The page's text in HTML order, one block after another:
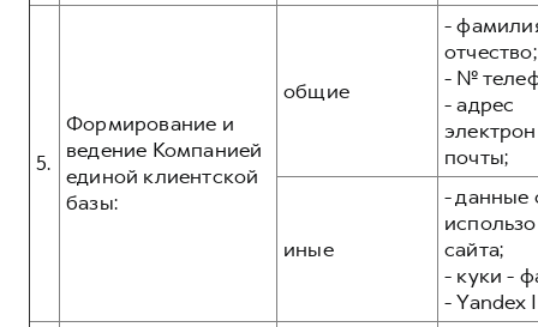
5.
Формирование и
ведение Компанией
единой клиентской
базы:
общие
-
отчество;
- №
- адрес
почты;
иные
- данные
сайта;
- куки -
- Yandex